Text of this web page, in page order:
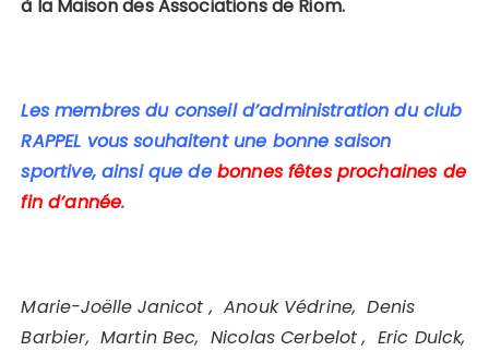
à la Maison des Associations de Riom.
Les membres du conseil d’administration du club
RAPPEL vous souhaitent une bonne saison
sportive, ainsi que de bonnes fêtes prochaines de
fin d’année.
Marie-Joëlle Janicot , Anouk Védrine, Denis
Barbier, Martin Bec, Nicolas Cerbelot , Eric Dulck,